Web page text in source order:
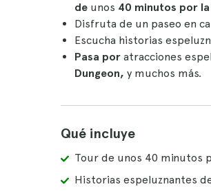
de unos 40 minutos por
Disfruta de un paseo en
Escucha historias
Pasa por atracciones
Dungeon, y muchos más.
Qué incluye
Tour de unos 40 minutos
Historias espeluznantes